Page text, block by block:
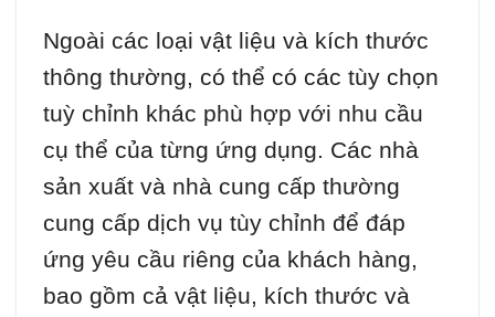
Ngoài các loại vật liệu và kích thước
thông thường, có thể có các tùy chọn
tuỳ chỉnh khác phù hợp với nhu cầu
cụ thể của từng ứng dụng. Các nhà
sản xuất và nhà cung cấp thường
cung cấp dịch vụ tùy chỉnh để đáp
ứng yêu cầu riêng của khách hàng,
bao gồm cả vật liệu, kích thước và